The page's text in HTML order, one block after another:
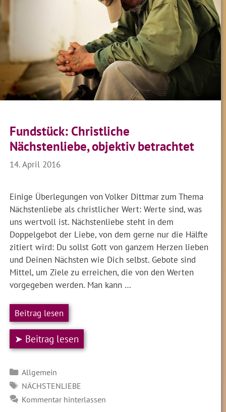
Fundstück: Christliche
Nächstenliebe, objektiv betrachtet
14. April 2016
Einige Überlegungen von Volker Dittmar zum Thema
Nächstenliebe als christlicher Wert: Werte sind, was
uns wertvoll ist. Nächstenliebe steht in dem
Doppelgebot der Liebe, von dem gerne nur die Hälfte
zitiert wird: Du sollst Gott von ganzem Herzen lieben
und Deinen Nächsten wie Dich selbst. Gebote sind
Mittel, um Ziele zu erreichen, die von den Werten
vorgegeben werden. Man kann …
Beitrag lesen
➤ Beitrag lesen
Kategorien
Allgemein
SCHLAGWÖRTER
NÄCHSTENLIEBE
Kommentar hinterlassen